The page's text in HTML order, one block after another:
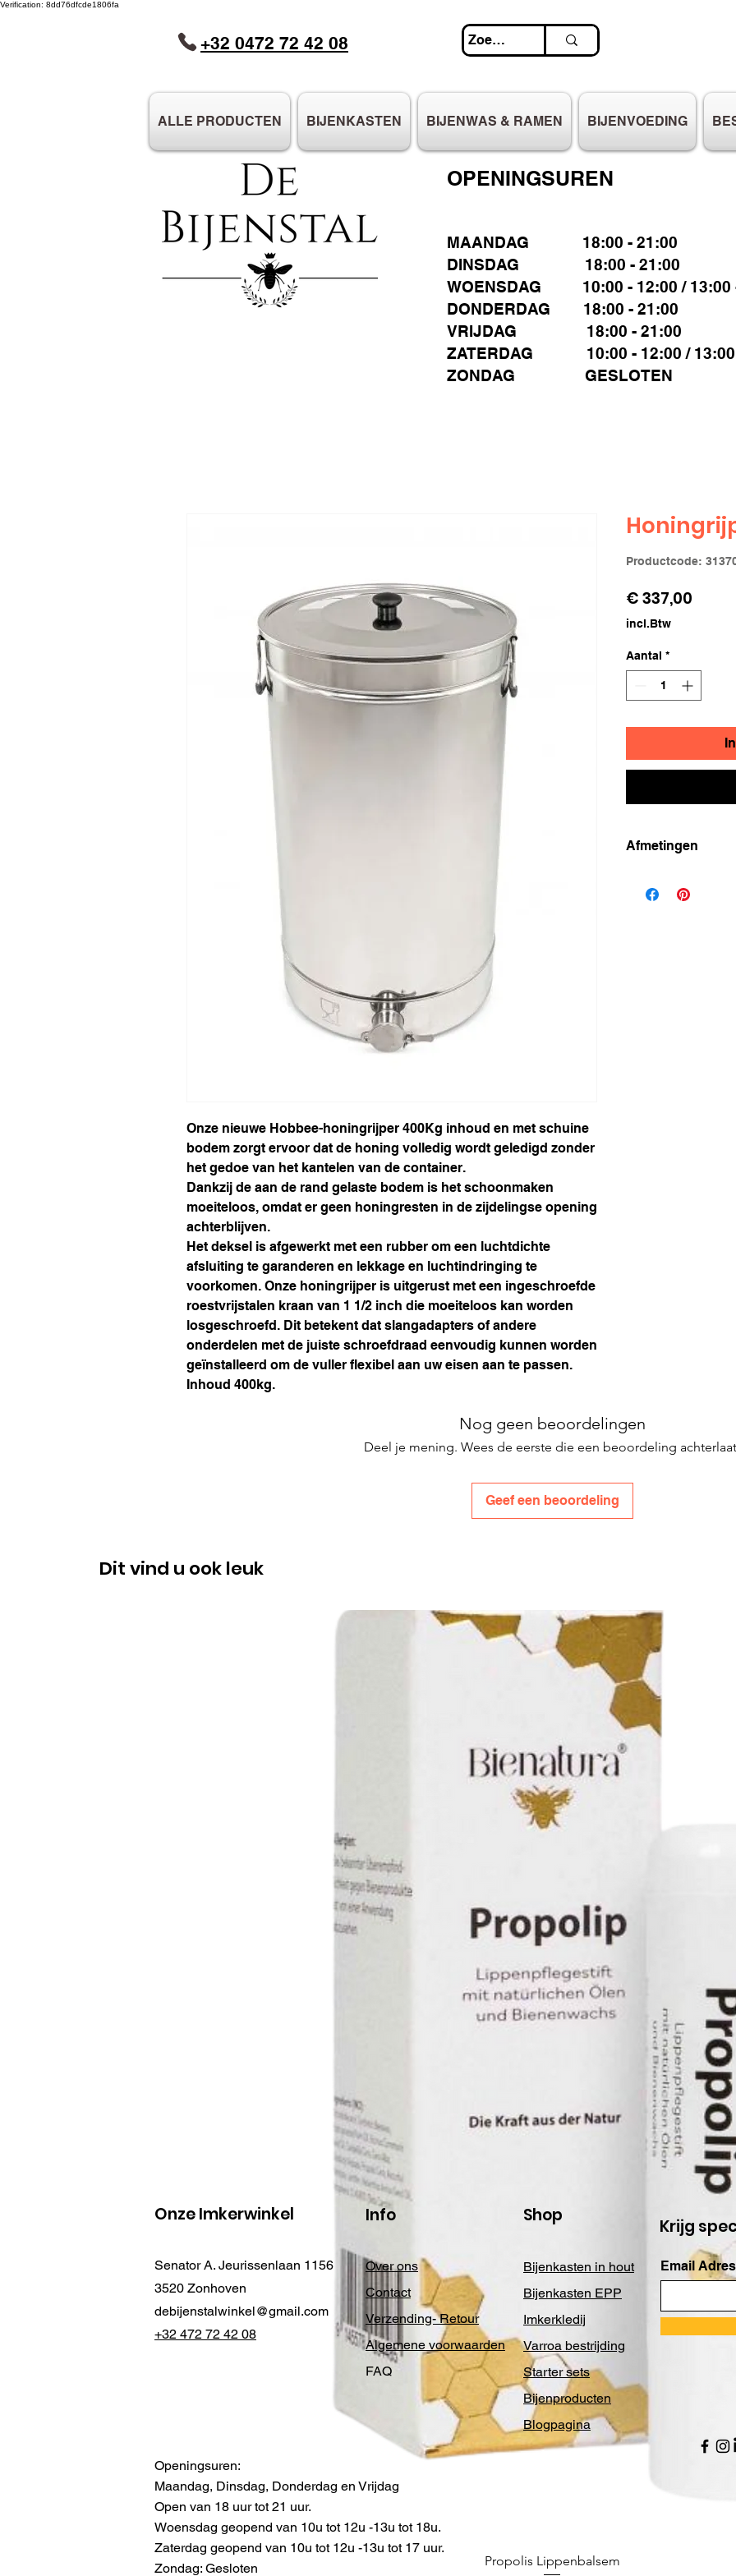
Verification: 8dd76dfcde1806fa
+32 0472 72 42 08
ALLE PRODUCTEN BIJENKASTEN BIJENWAS & RAMEN BIJENVOEDING
OPENINGSUREN
MAANDAG 18:00 - 21:00
DINSDAG 18:00 - 21:00
WOENSDAG 10:00 - 12:00 / 13:00
DONDERDAG 18:00 - 21:00
VRIJDAG 18:00 - 21:00
ZATERDAG 10:00 - 12:00 / 13:00
ZONDAG GESLOTEN
Onze nieuwe Hobbee-honingrijper 400Kg inhoud en met schuine
bodem zorgt ervoor dat de honing volledig wordt geledigd zonder
het gedoe van het kantelen van de container.
Dankzij de aan de rand gelaste bodem is het schoonmaken
moeiteloos, omdat er geen honingresten in de zijdelingse opening
achterblijven.
Het deksel is afgewerkt met een rubber om een luchtdichte
afsluiting te garanderen en lekkage en luchtindringing te
voorkomen. Onze honingrijper is uitgerust met een ingeschroefde
roestvrijstalen kraan van 1 1/2 inch die moeiteloos kan worden
losgeschroefd. Dit betekent dat slangadapters of andere
onderdelen met de juiste schroefdraad eenvoudig kunnen worden
geïnstalleerd om de vuller flexibel aan uw eisen aan te passen.
Inhoud 400kg.
Productcode:
€ 337,00
incl.Btw
Aantal *
Afmetingen
Binnendiameter:
Nog geen beoordelingen
Deel je mening. Wees de eerste die een beoordeling
Geef een beoordeling
Dit vind u ook leuk
Propolis Lippenbalsem
Onze Imkerwinkel
Senator A. Jeurissenlaan 1156
3520 Zonhoven
debijenstalwinkel@gmail.com
+32 472 72 42 08
Info
Over ons
Contact
Verzending- Retour
Algemene voorwaarden
FAQ
Shop
Bijenkasten in hout
Bijenkasten EPP
Imkerkledij
Varroa bestrijding
Starter sets
Bijenproducten
Blogpagina
Krijg
Email
Openingsuren:
Maandag, Dinsdag, Donderdag en Vrijdag
Open van 18 uur tot 21 uur.
Woensdag geopend van 10u tot 12u -13u tot 18u.
Zaterdag geopend van 10u tot 12u -13u tot 17 uur.
Zondag: Gesloten